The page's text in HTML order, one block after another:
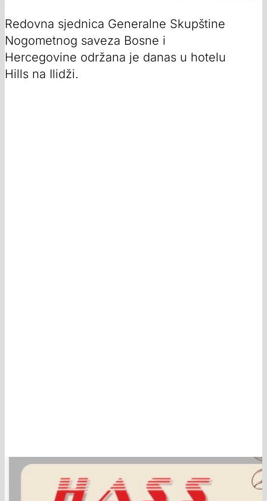
Redovna sjednica Generalne Skupštine
Nogometnog saveza Bosne i
Hercegovine održana je danas u hotelu
Hills na Ilidži.